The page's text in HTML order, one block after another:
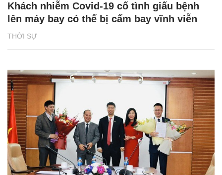
THỜI SỰ
Khách nhiễm Covid-19 cố tình giấu bệnh
lên máy bay có thể bị cấm bay vĩnh viễn